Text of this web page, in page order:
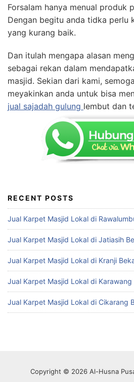
Forsalam hanya menual produk
Dengan begitu anda tidka perlu
yang kurang baik.
Dan itulah mengapa alasan
sebagai rekan dalam
masjid. Sekian dari kami,
meyakinkan anda untuk bisa
jual sajadah gulung lembut dan
RECENT POSTS
Jual Karpet Masjid Lokal di
Jual Karpet Masjid Lokal di Jatiasih
Jual Karpet Masjid Lokal di Kranji
Jual Karpet Masjid Lokal di
Jual Karpet Masjid Lokal di Cikarang
Copyright © 2026 Al-Husna